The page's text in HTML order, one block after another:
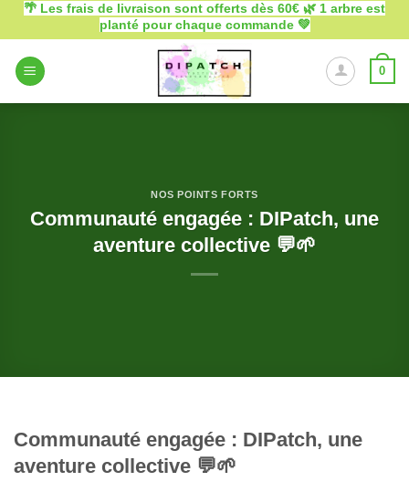
Passer
contenu
🌴 Les frais de livraison sont offerts dès 60€ 🌿 1 arbre est
planté pour chaque commande 💚
0
NOS POINTS FORTS
Communauté engagée : DIPatch, une
aventure collective 💬🌱
Communauté engagée : DIPatch, une
aventure collective 💬🌱